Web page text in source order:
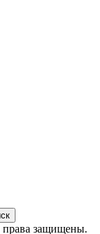
права защищены.